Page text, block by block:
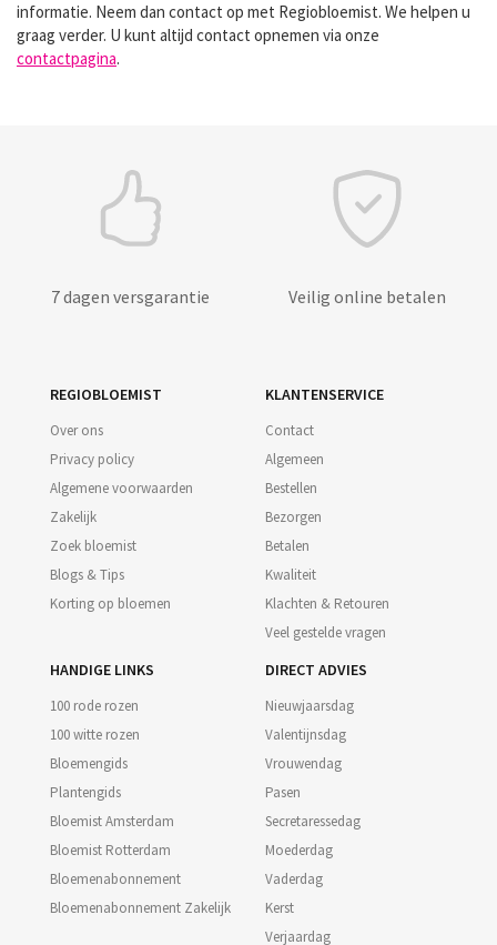
informatie. Neem dan contact op met Regiobloemist. We helpen u
graag verder. U kunt altijd contact opnemen via onze
contactpagina.
7 dagen versgarantie Veilig online betalen
REGIOBLOEMIST
Over ons
Privacy policy
Algemene voorwaarden
Zakelijk
Zoek bloemist
Blogs & Tips
Korting op bloemen
KLANTENSERVICE
Contact
Algemeen
Bestellen
Bezorgen
Betalen
Kwaliteit
Klachten & Retouren
Veel gestelde vragen
HANDIGE LINKS
100 rode rozen
100 witte rozen
Bloemengids
Plantengids
Bloemist Amsterdam
Bloemist Rotterdam
Bloemenabonnement
Bloemenabonnement Zakelijk
DIRECT ADVIES
Nieuwjaarsdag
Valentijnsdag
Vrouwendag
Pasen
Secretaressedag
Moederdag
Vaderdag
Kerst
Verjaardag